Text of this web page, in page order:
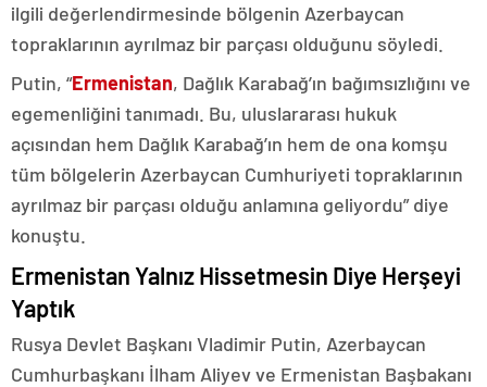
ilgili değerlendirmesinde bölgenin Azerbaycan
topraklarının ayrılmaz bir parçası olduğunu söyledi.
Putin, “Ermenistan, Dağlık Karabağ’ın bağımsızlığını ve
egemenliğini tanımadı. Bu, uluslararası hukuk
açısından hem Dağlık Karabağ’ın hem de ona komşu
tüm bölgelerin Azerbaycan Cumhuriyeti topraklarının
ayrılmaz bir parçası olduğu anlamına geliyordu” diye
konuştu.
Ermenistan Yalnız Hissetmesin Diye Herşeyi
Yaptık
Rusya Devlet Başkanı Vladimir Putin, Azerbaycan
Cumhurbaşkanı İlham Aliyev ve Ermenistan Başbakanı